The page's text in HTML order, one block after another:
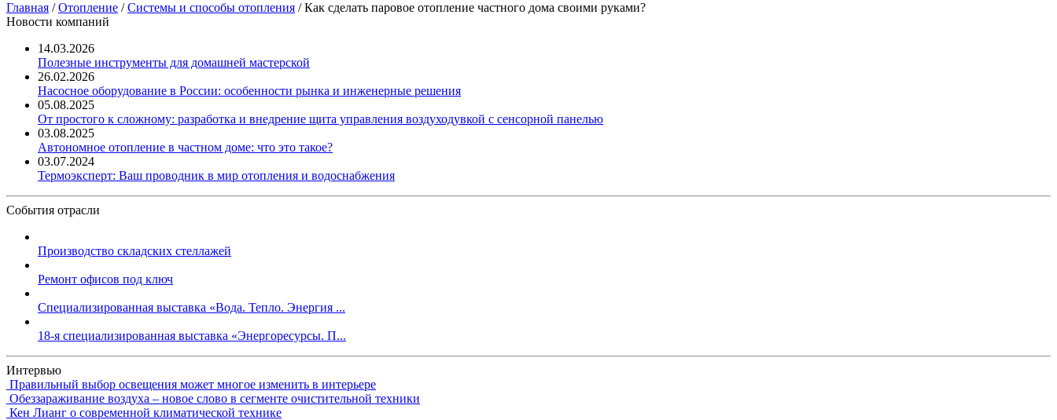
Главная /Отопление /Системы и способы отопления /Как сделать паровое отопление частного дома своими руками?
Новости компаний
14.03.2026
Полезные инструменты для домашней мастерской
26.02.2026
Насосное оборудование в России: особенности рынка и инженерные решения
05.08.2025
От простого к сложному: разработка и внедрение щита управления воздуходувкой с сенсорной панелью
03.08.2025
Автономное отопление в частном доме: что это такое?
03.07.2024
Термоэксперт: Ваш проводник в мир отопления и водоснабжения
События отрасли
Производство складских стеллажей
Ремонт офисов под ключ
Специализированная выставка «Вода. Тепло. Энергия ...
18-я специализированная выставка «Энергоресурсы. П...
Интервью
Правильный выбор освещения может многое изменить в интерьере
Обеззараживание воздуха – новое слово в сегменте очистительной техники
Кен Лианг о современной климатической технике